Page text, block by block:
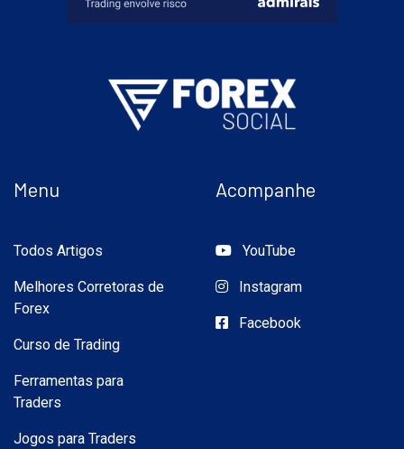
Menu
Todos Artigos
Melhores Corretoras de
Forex
Curso de Trading
Ferramentas para
Traders
Jogos para Traders
Acompanhe
YouTube
Instagram
Facebook